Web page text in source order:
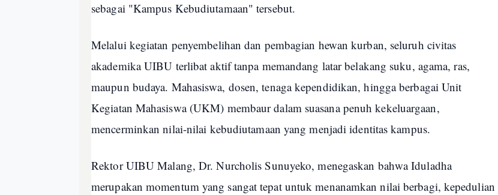
sebagai "Kampus Kebudiutamaan" tersebut.
Melalui kegiatan penyembelihan dan pembagian hewan kurban, seluruh civitas
akademika UIBU terlibat aktif tanpa memandang latar belakang suku, agama, ras,
maupun budaya. Mahasiswa, dosen, tenaga kependidikan, hingga berbagai Unit
Kegiatan Mahasiswa (UKM) membaur dalam suasana penuh kekeluargaan,
mencerminkan nilai-nilai kebudiutamaan yang menjadi identitas kampus.
Rektor UIBU Malang, Dr. Nurcholis Sunuyeko, menegaskan bahwa Iduladha
merupakan momentum yang sangat tepat untuk menanamkan nilai berbagi, kepedulian